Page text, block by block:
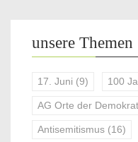
unsere Themen
17. Juni (9) 100
AG Orte der
Antisemitismus (16)